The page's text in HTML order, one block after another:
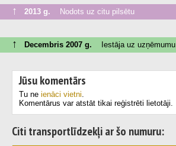
↑ 2013 g. Nodots uz citu pilsētu
↑ Decembris 2007 g. Iestāja uz uzņēmumu
Jūsu komentārs
Tu ne ienāci vietni.
Komentārus var atstāt tikai reģistrēti lietotāji.
Citi transportlīdzekļi ar šo numuru: